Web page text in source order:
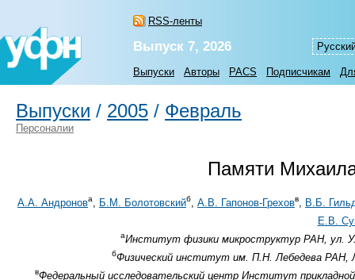
RSS-ленты
Выпуск 7, 2026
Выпуски Авторы PACS Подписчикам
Выпуски / 2005 / Февраль
Персоналии
Памяти
А.А. Андронова, Б.М. Болотовскийб, А.В. Гапонов-Греховв, В.Б.
Е.В.
аИнститут физики микроструктур РАН, ул.
бФизический институт им. П.Н. Лебедева РАН,
вФедеральный исследовательский центр Институт